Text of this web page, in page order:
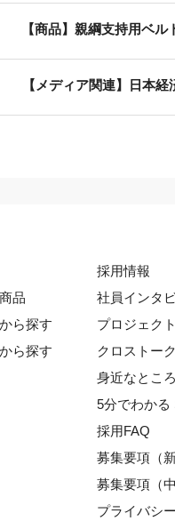
【商品】親綱支持用ベ
【メディア関連】日本
品
ら探す
ら探す
採用情報
社員インタ
プロジェク
クロストーク
身近なとこ
5分でわかる
採用FAQ
募集要項（新
募集要項（中
プライバシ